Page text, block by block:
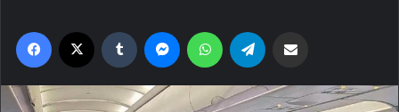
Facebook Tumblr MessengerWhatsApp